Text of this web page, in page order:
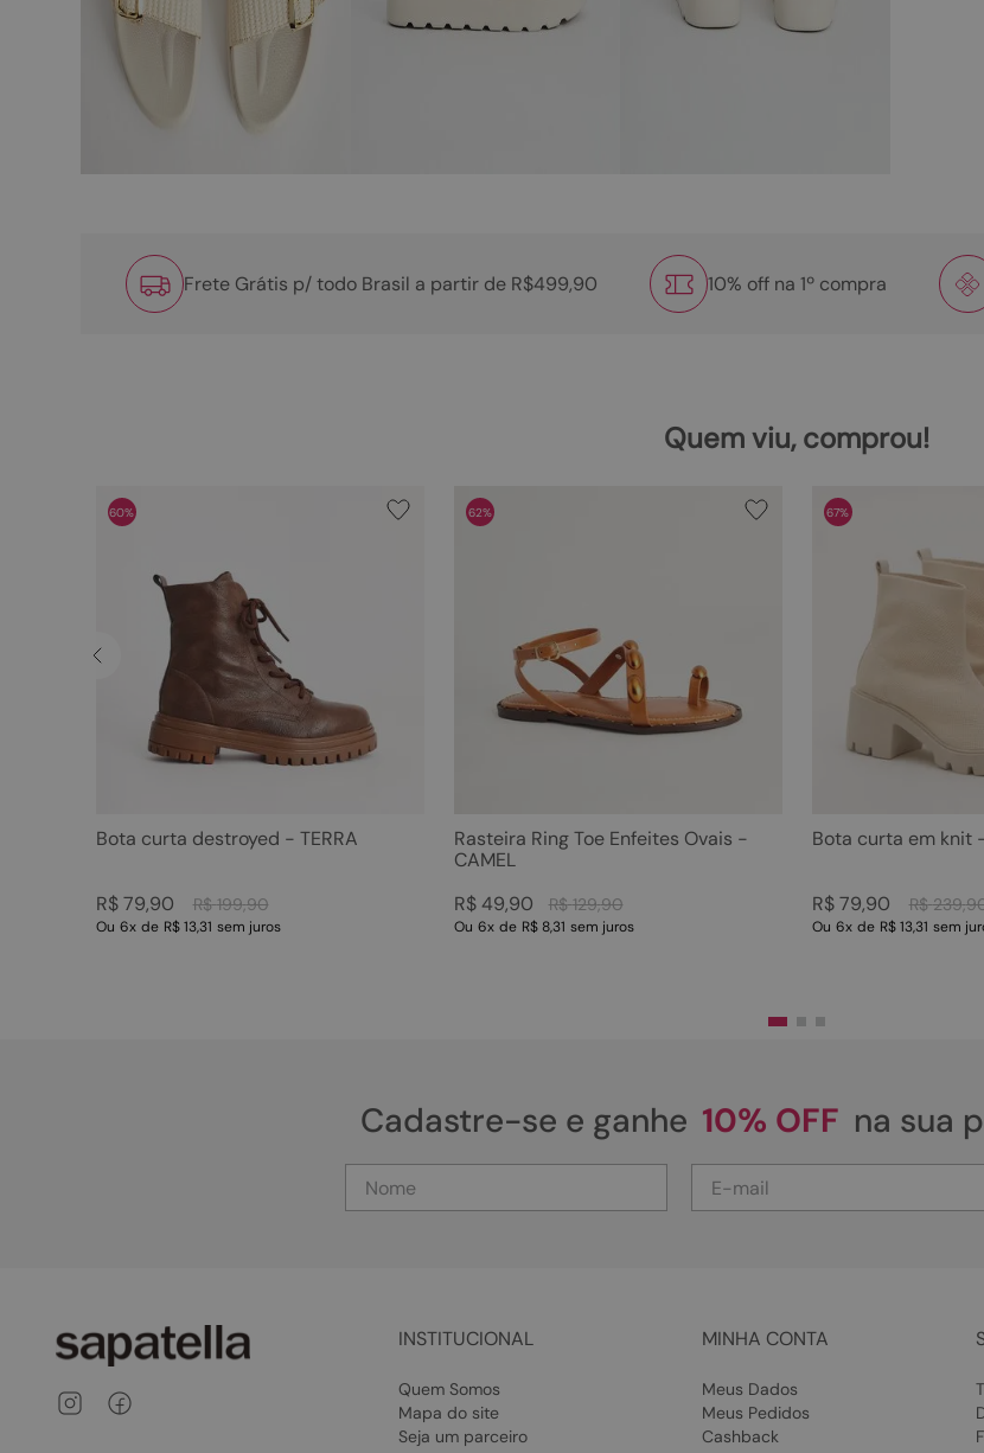
Frete Grátis p/ todo Brasil a partir de R$499,90 10% off na 1º compra
Quem viu, comprou!
60%
Bota curta destroyed - TERRA
R$ 199,90
R$ 79,90
Ou 6x de R$ 13,31 sem juros
62%
Rasteira Ring Toe Enfeites Ovais -
CAMEL
R$ 129,90
R$ 49,90
Ou 6x de R$ 8,31 sem juros
67%
Bota curta em knit
R$ 239,
R$ 79,90
Ou 6x de R$ 13,31 sem
Cadastre-se e ganhe 10% OFF na sua
INSTITUCIONAL
Quem Somos
Mapa do site
Seja um parceiro
MINHA CONTA
Meus Dados
Meus Pedidos
Cashback